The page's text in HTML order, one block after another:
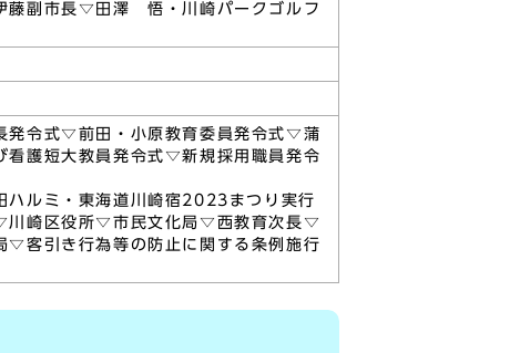
藤副市長▽田澤 悟・川崎パークゴルフ
発令式▽前田・小原教育委員発令式▽蒲
看護短大教員発令式▽新規採用職員発令
ハルミ・東海道川崎宿2023まつり実行
▽川崎区役所▽市民文化局▽西教育次長▽
客引き行為等の防止に関する条例施行